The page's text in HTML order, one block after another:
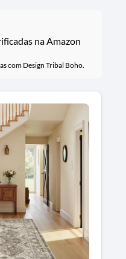
na Amazon
com Design Tribal Boho.